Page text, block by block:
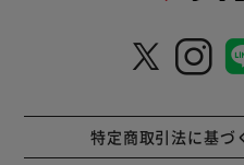
特定商取引法に基づ